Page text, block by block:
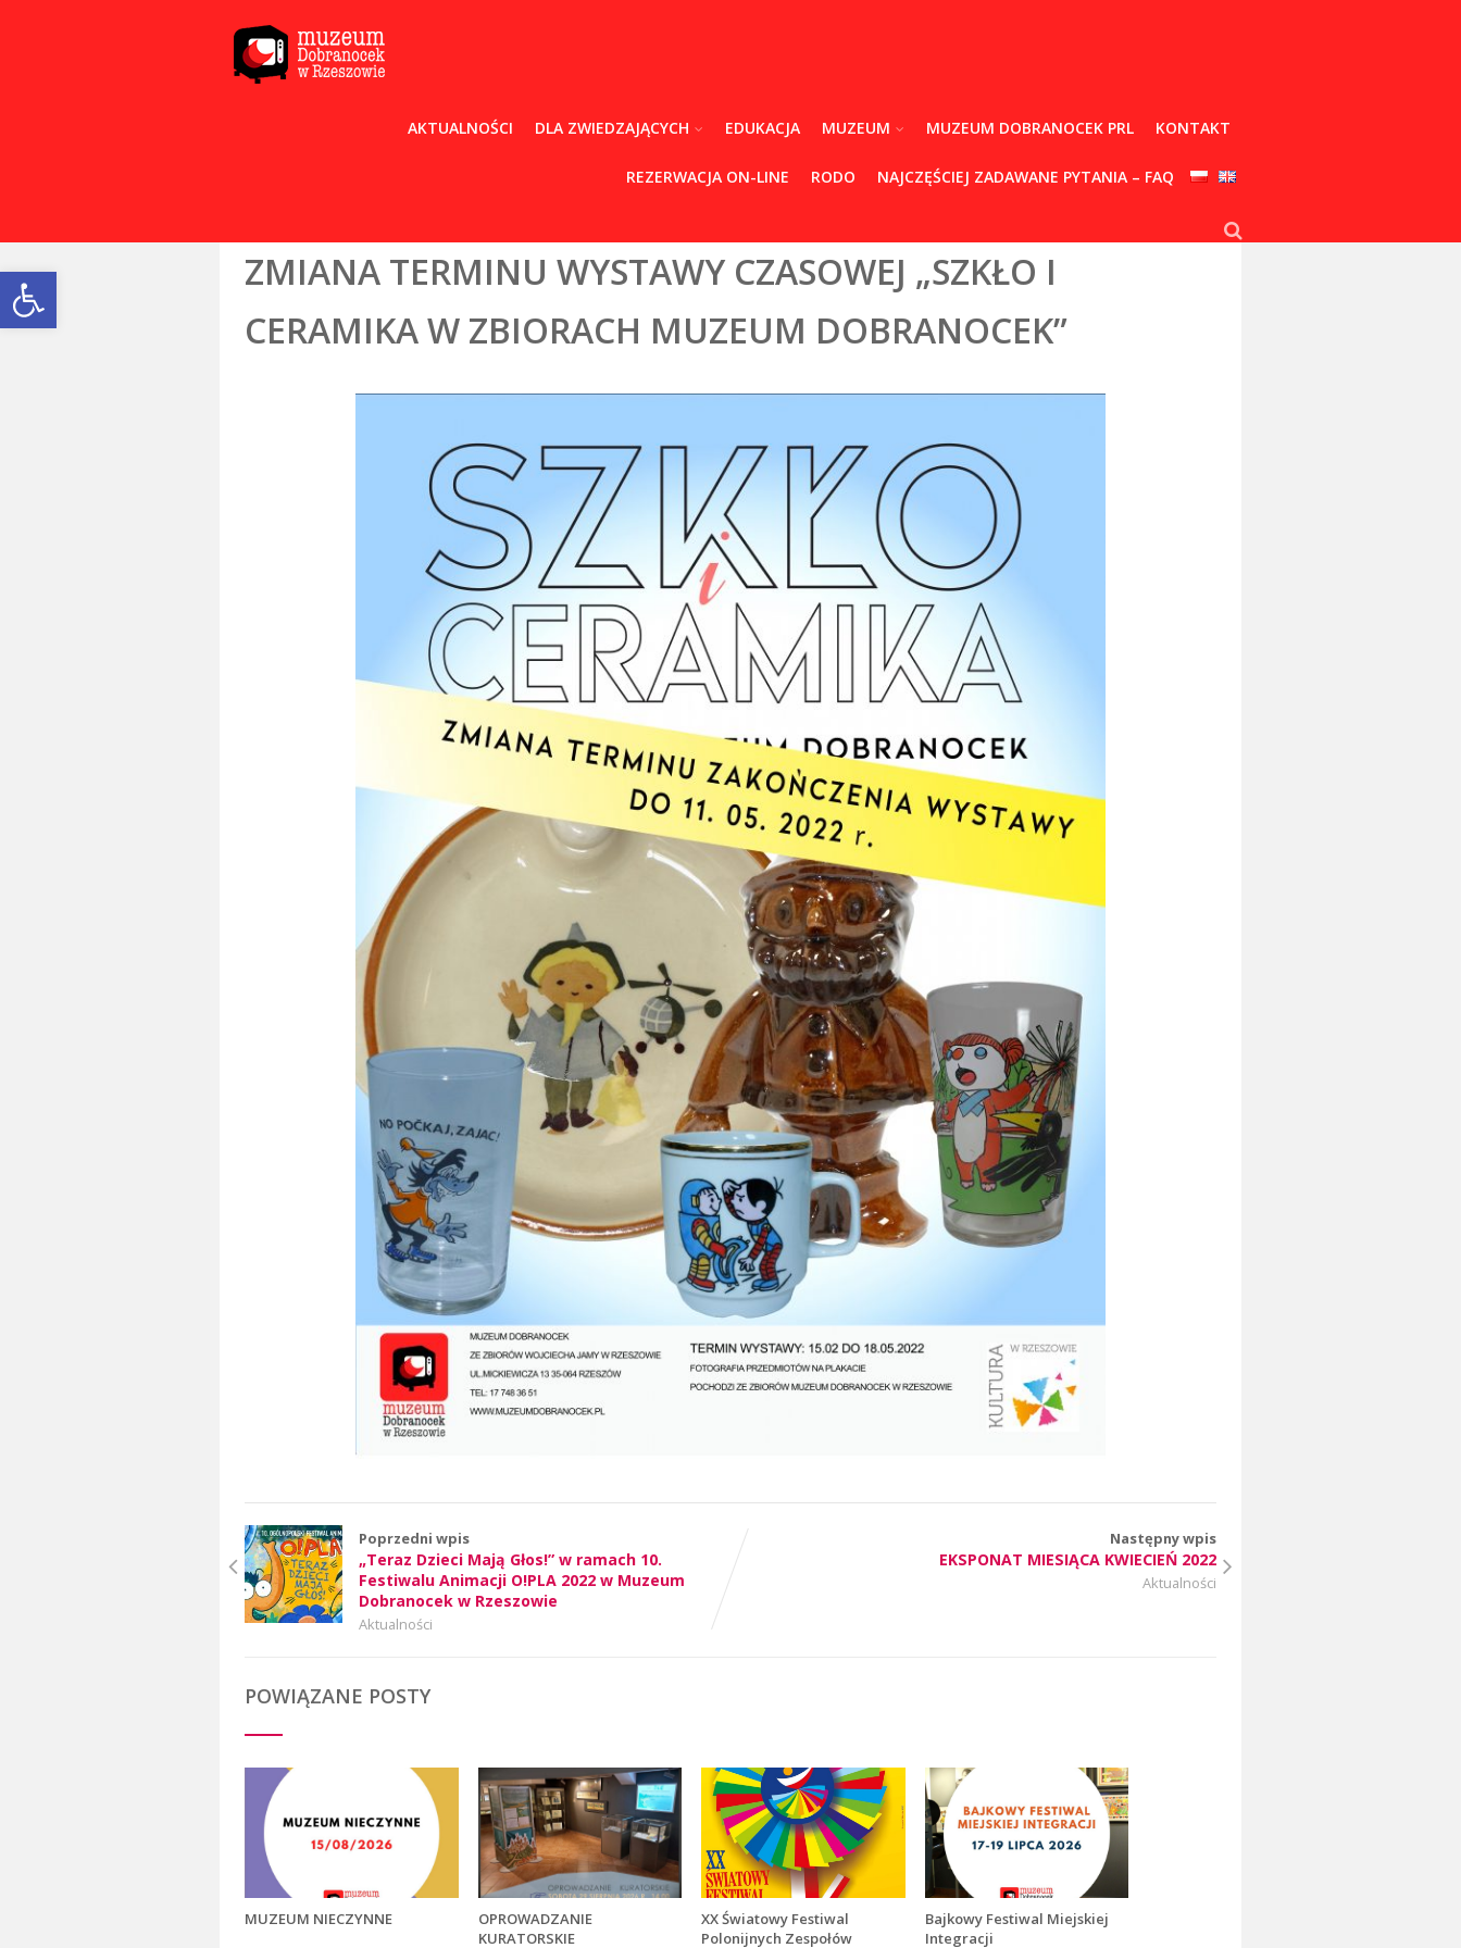
Open toolbar
AKTUALNOŚCI DLA ZWIEDZAJĄCYCH EDUKACJA MUZEUM MUZEUM DOBRANOCEK PRL KONTAKT
REZERWACJA ON-LINE RODO NAJCZĘŚCIEJ ZADAWANE PYTANIA – FAQ
ZMIANA TERMINU WYSTAWY CZASOWEJ „SZKŁO I
CERAMIKA W ZBIORACH MUZEUM DOBRANOCEK”
Poprzedni wpis
„Teraz Dzieci Mają Głos!” w ramach 10.
Festiwalu Animacji O!PLA 2022 w Muzeum
Dobranocek w Rzeszowie
Aktualności
Następny wpis
EKSPONAT MIESIĄCA KWIECIEŃ 2022
Aktualności
POWIĄZANE POSTY
MUZEUM NIECZYNNE
OPROWADZANIE
KURATORSKIE
XX Światowy Festiwal
Polonijnych Zespołów
Bajkowy Festiwal Miejskiej
Integracji